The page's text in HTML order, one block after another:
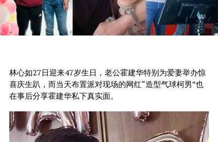
林心如27日迎来47岁生日，老公霍建华特别为爱妻举办惊
喜庆生趴，而当天布置派对现场的网红“造型气球柯男”也
在事后分享霍建华私下真实面。